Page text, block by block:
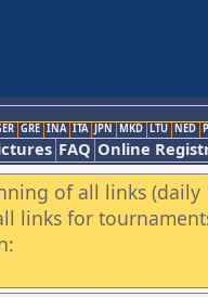
GRE INA ITA JPN MKD LTU NED
FAQ Online
of all links (daily
links for